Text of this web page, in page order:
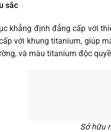
sắc
khẳng định đẳng cấp với
với khung titanium, giúp
và màu titanium độc
Sở hữu